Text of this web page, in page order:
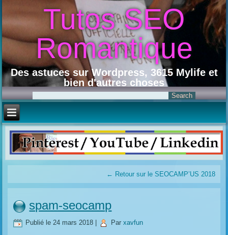
Tutos SEO
Romantique
Des astuces sur Wordpress, 3615 Mylife et
bien d'autres choses
← Retour sur le SEOCAMP’US 2018
spam-seocamp
Publié le 24 mars 2018 Par xavfun